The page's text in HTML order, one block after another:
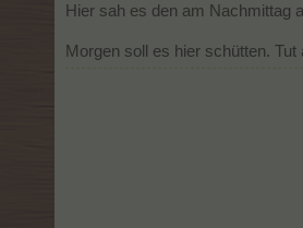
Hier sah es den am Nachmittag
Morgen soll es hier schütten.